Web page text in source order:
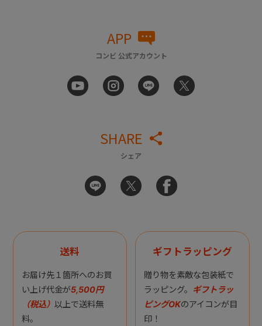
APP
コンビ 公式アカウント
SHARE
シェア
送料
お届け先１箇所へのお買
い上げ代金が5,500円
（税込） 以上で送料無
料。
ギフトラッピング
贈り物を素敵な包装紙で
ラッピング。 ギフトラッ
ピングOKのアイコンが目
印！